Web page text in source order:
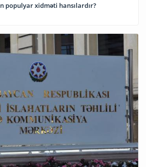
populyar xidməti hansılardır?